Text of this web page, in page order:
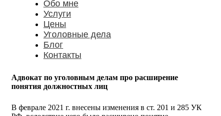
Обо мне
Услуги
Цены
Уголовные дела
Блог
Контакты
Адвокат по уголовным делам про расширение
понятия должностных лиц
В феврале 2021 г. внесены изменения в ст. 201 и 285 УК